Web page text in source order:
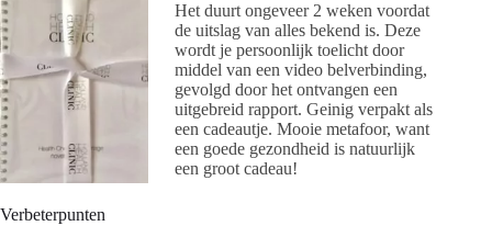
Het duurt ongeveer 2 weken voordat
de uitslag van alles bekend is. Deze
wordt je persoonlijk toelicht door
middel van een video belverbinding,
gevolgd door het ontvangen een
uitgebreid rapport. Geinig verpakt als
een cadeautje. Mooie metafoor, want
een goede gezondheid is natuurlijk
een groot cadeau!
Verbeterpunten